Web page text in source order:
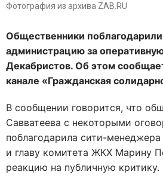
Фотография из архива ZAB.RU
Общественники
администрацию за
Декабристов. Об этом
канале «Гражданская
В сообщении говорится, что
Савватеева с некоторыми
поблагодарила сити-
и главу комитета ЖКХ Марину
реакцию на публичную критику.